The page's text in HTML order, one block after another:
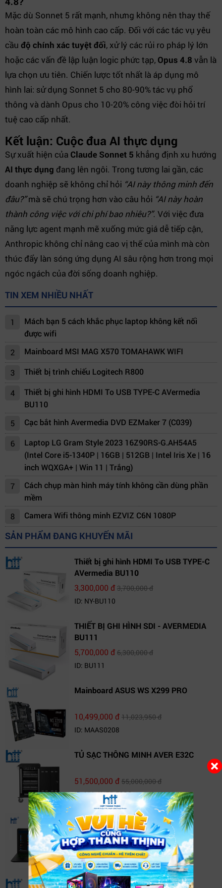
Mặc dù Sonnet 5 rất mạnh, nhưng không nên thay thế
hoàn toàn các mô hình cao cấp. Đối với các tác vụ yêu
cầu độ chính xác tuyệt đối, xử lý các rủi ro pháp lý lớn
hoặc các vấn đề lập luận logic phức tạp, Opus 4.8 vẫn là
lựa chọn ưu tiên. Chiến lược tốt nhất là áp dụng mô
hình lai: sử dụng Sonnet 5 cho 80-90% tác vụ phổ
thông và dành Opus cho 10-20% công việc đòi hỏi trí
tuệ cao cấp nhất.
Kết luận: Cuộc đua AI thực dụng
Sự xuất hiện của Claude Sonnet 5 khẳng định xu hướng
AI thực dụng đang lên ngôi. Trong tương lai gần, các
doanh nghiệp sẽ không chỉ hỏi “AI này thông minh đến
đâu?”mà sẽ chú trọng hơn vào câu hỏi “AI này hoàn
thành công việc với chi phí bao nhiêu?”. Với việc đưa
năng lực agent mạnh mẽ xuống mức giá dễ tiếp cận,
Anthropic không chỉ nâng cao vị thế của mình mà còn
thúc đẩy làn sóng ứng dụng AI sâu rộng hơn trong mọi
ngóc ngách của đời sống doanh nghiệp.
TIN XEM NHIỀU NHẤT
1
Mách bạn 5 cách khắc phục laptop không kết nối
được wifi
2
Mainboard MSI MAG X570 TOMAHAWK WIFI
3 Thiết bị trình chiếu Logitech R800
4
Thiết bị ghi hình HDMI To USB TYPE-C AVermedia
BU110
5
Cạc bắt hình Avermedia DVD EZMaker 7 (C039)
6
Laptop LG Gram Style 2023 16Z90RS-G.AH54A5
(Intel Core i5-1340P | 16GB | 512GB | Intel Iris Xe | 16
inch WQXGA+ | Win 11 | Trắng)
7
Cách chụp màn hình máy tính không cần dùng phần
mềm
8
Camera Wifi thông minh EZVIZ C6N 1080P
SẢN PHẨM ĐANG KHUYẾN MÃI
Thiết bị ghi hình HDMI To USB TYPE-C
AVermedia BU110
3,300,000 đ3,700,000 đ
ID: NY-BU110
THIẾT BỊ GHI HÌNH SDI - AVERMEDIA
BU111
5,700,000 đ6,300,000 đ
ID: BU111
Mainboard ASUS WS X299 PRO
10,499,000 đ11,023,950 đ
ID: MAAS0208
TỦ SẠC THÔNG MINH AVER E32C
51,500,000 đ55,000,000 đ
ID: NY_AVER E32C
Laptop HP Pavilion 15-cb540TX
(4BN72PA)
20,690,000 đ22,190,000 đ
ID: 15-cb540TX
TV Box FPT Play Box+ T550